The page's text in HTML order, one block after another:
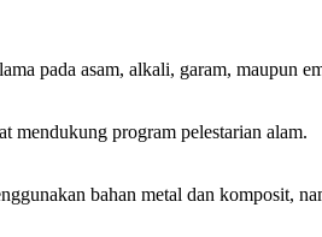
pada asam, alkali, garam, maupun
mendukung program pelestarian alam.
bahan metal dan komposit,